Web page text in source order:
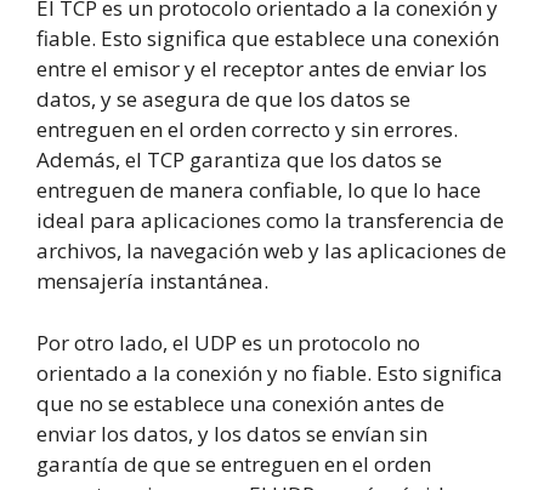
El TCP es un protocolo orientado a la conexión y
fiable. Esto significa que establece una conexión
entre el emisor y el receptor antes de enviar los
datos, y se asegura de que los datos se
entreguen en el orden correcto y sin errores.
Además, el TCP garantiza que los datos se
entreguen de manera confiable, lo que lo hace
ideal para aplicaciones como la transferencia de
archivos, la navegación web y las aplicaciones de
mensajería instantánea.
Por otro lado, el UDP es un protocolo no
orientado a la conexión y no fiable. Esto significa
que no se establece una conexión antes de
enviar los datos, y los datos se envían sin
garantía de que se entreguen en el orden